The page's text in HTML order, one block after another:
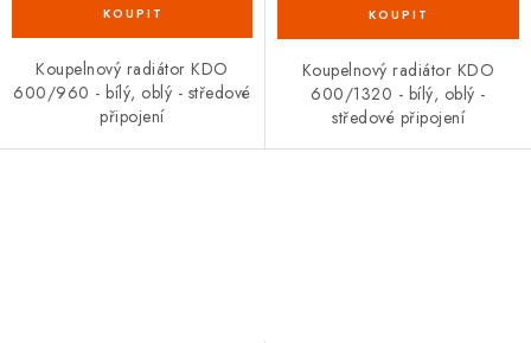
Koupelnový radiátor KDO
600/960 - bílý, oblý - středové
připojení
Koupelnový radiátor KDO
600/1320 - bílý, oblý -
středové připojení